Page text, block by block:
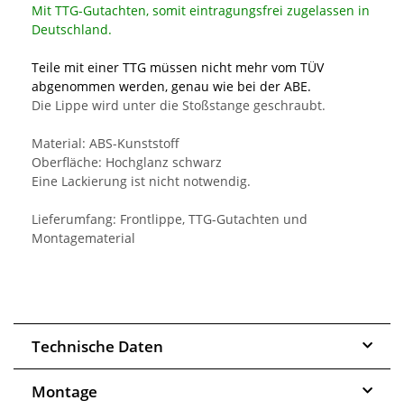
Mit TTG-Gutachten, somit eintragungsfrei zugelassen in
Deutschland.
Teile mit einer TTG müssen nicht mehr vom TÜV
abgenommen werden, genau wie bei der ABE.
Die Lippe wird unter die Stoßstange geschraubt.
Material: ABS-Kunststoff
Oberfläche: Hochglanz schwarz
Eine Lackierung ist nicht notwendig.
Lieferumfang: Frontlippe, TTG-Gutachten und
Montagematerial
Technische Daten
Montage